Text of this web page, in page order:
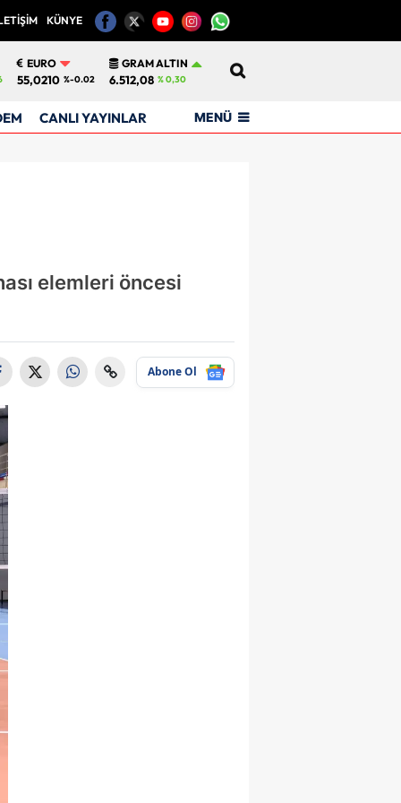
KÜNYE
EURO
55,0210 %-0.02
GRAM ALTIN
6.512,08 % 0,30
CANLI YAYINLAR MENÜ
elemleri öncesi
Abone Ol